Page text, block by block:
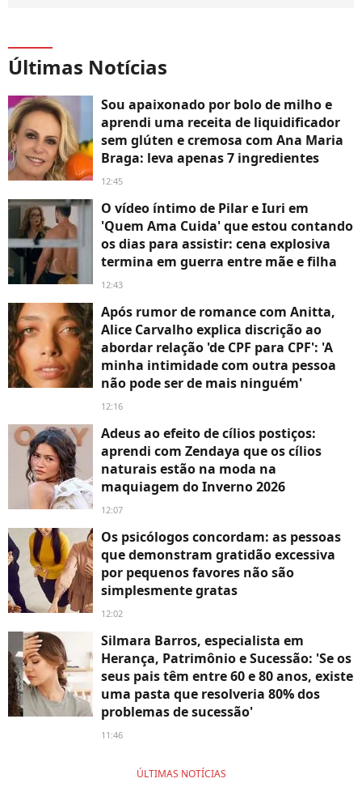
Últimas Notícias
Sou apaixonado por bolo de milho e
aprendi uma receita de liquidificador
sem glúten e cremosa com Ana Maria
Braga: leva apenas 7 ingredientes
12:45
O vídeo íntimo de Pilar e Iuri em
'Quem Ama Cuida' que estou contando
os dias para assistir: cena explosiva
termina em guerra entre mãe e filha
12:43
Após rumor de romance com Anitta,
Alice Carvalho explica discrição ao
abordar relação 'de CPF para CPF': 'A
minha intimidade com outra pessoa
não pode ser de mais ninguém'
12:16
Adeus ao efeito de cílios postiços:
aprendi com Zendaya que os cílios
naturais estão na moda na
maquiagem do Inverno 2026
12:07
Os psicólogos concordam: as pessoas
que demonstram gratidão excessiva
por pequenos favores não são
simplesmente gratas
12:02
Silmara Barros, especialista em
Herança, Patrimônio e Sucessão: 'Se os
seus pais têm entre 60 e 80 anos, existe
uma pasta que resolveria 80% dos
problemas de sucessão'
11:46
ÚLTIMAS NOTÍCIAS